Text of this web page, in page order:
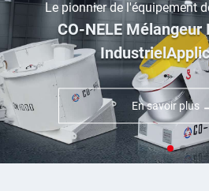
Le pionnier de l'équipement
CO-NELE
Industriel
En savoir plus